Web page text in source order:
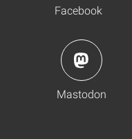
Facebook
Mastodon